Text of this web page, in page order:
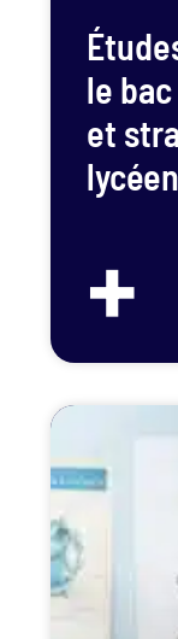
le
et
+